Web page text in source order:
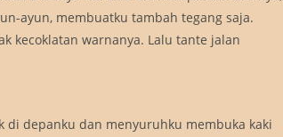
ayun, membuatku tambah tegang saja.
kecoklatan warnanya. Lalu tante jalan
di depanku dan menyuruhku membuka kaki